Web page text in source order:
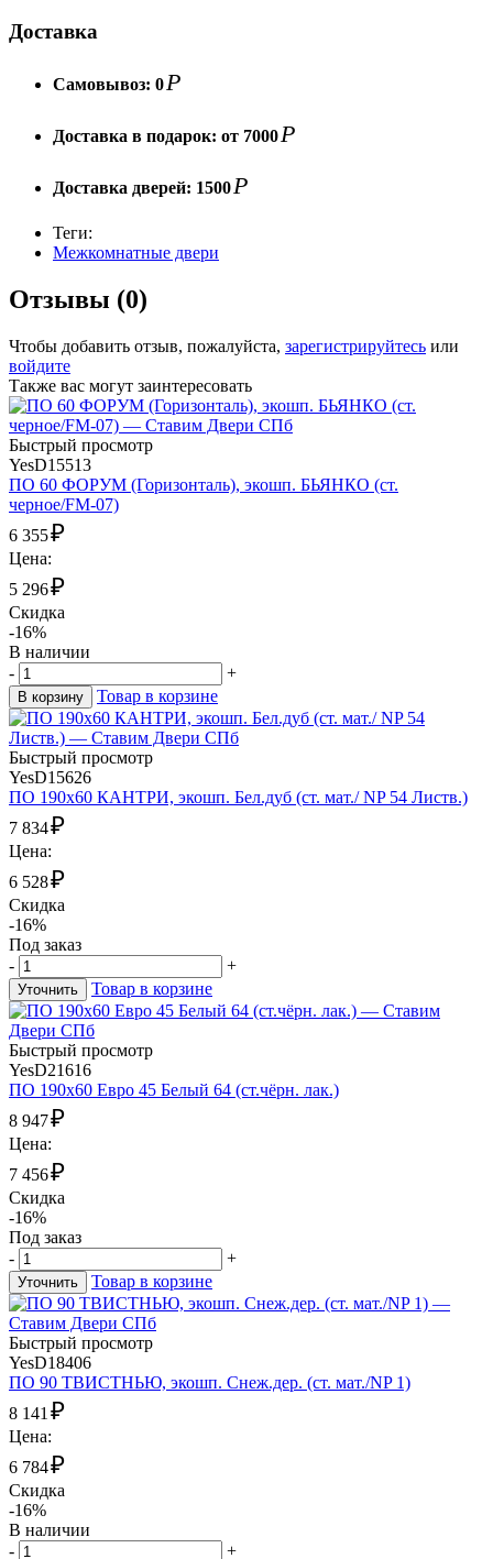
Доставка
Самовывоз: 0Р
Доставка в подарок: от 7000Р
Доставка дверей: 1500Р
Теги:
Межкомнатные двери
Отзывы (0)
Чтобы добавить отзыв, пожалуйста, зарегистрируйтесь или
войдите
Также вас могут заинтересовать
Быстрый просмотр
YesD15513
ПО 60 ФОРУМ (Горизонталь), экошп. БЬЯНКО (ст.
черное/FM-07)
6 355₽
Цена:
5 296₽
Скидка
-16%
В наличии
-
+
В корзину Товар в корзине
Быстрый просмотр
YesD15626
ПО 190х60 КАНТРИ, экошп. Бел.дуб (ст. мат./ NP 54 Листв.)
7 834₽
Цена:
6 528₽
Скидка
-16%
Под заказ
-
+
Уточнить Товар в корзине
Быстрый просмотр
YesD21616
ПО 190х60 Евро 45 Белый 64 (ст.чёрн. лак.)
8 947₽
Цена:
7 456₽
Скидка
-16%
Под заказ
-
+
Уточнить Товар в корзине
Быстрый просмотр
YesD18406
ПО 90 ТВИСТНЬЮ, экошп. Снеж.дер. (ст. мат./NP 1)
8 141₽
Цена:
6 784₽
Скидка
-16%
В наличии
-
+